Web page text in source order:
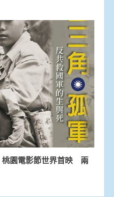
桃園電影節世界首映 兩